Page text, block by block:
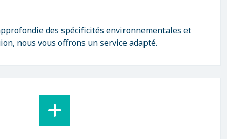
des spécificités environnementales et
nous vous offrons un service adapté.